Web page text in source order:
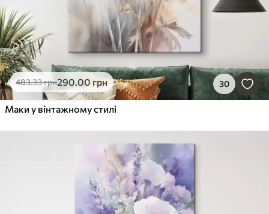
483.33грн290.00 грн 30
Маки у вінтажному стилі